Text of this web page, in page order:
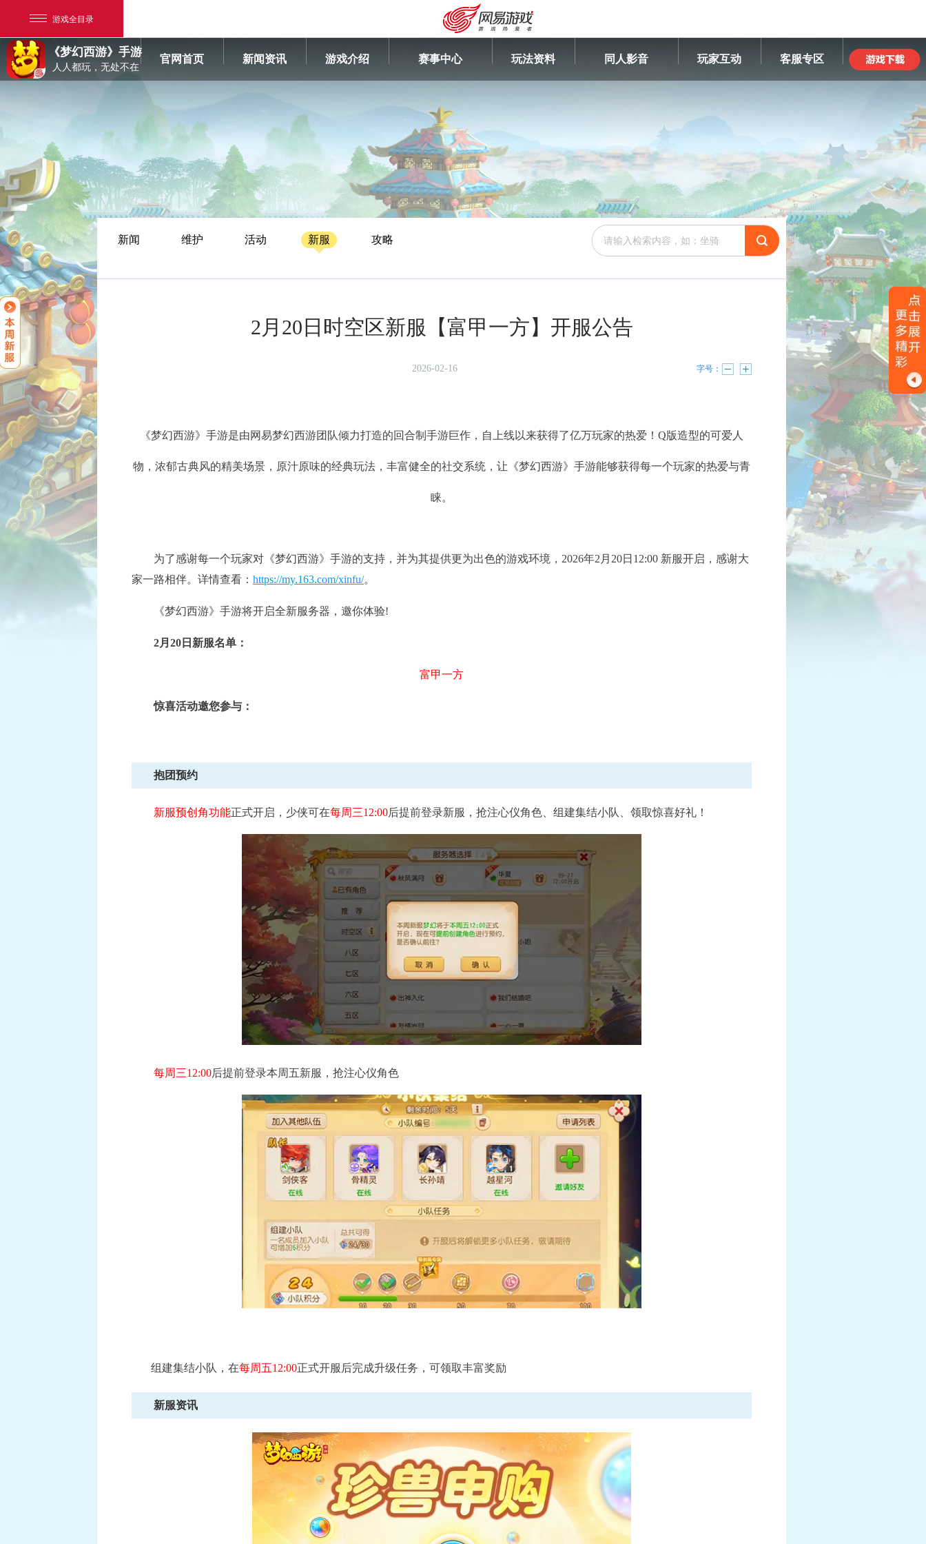
游戏全目录
网易游戏
游戏爱好者
我的足迹： 梦幻西游手游
《梦幻西游》手游
人人都玩，无处不在
官网首页 新闻资讯 游戏介绍 赛事中心 玩法资料 同人影音 玩家互动 客服专区
查看详情
查看详情
《梦幻西游》手游《蔬菜精灵》联动系列活动
《梦幻西游》手游全新月华幻衣“群仙毕至”系
新闻 维护 活动 新服 攻略
2月20日时空区新服【富甲一方】开服公告
2026-02-16 字号：
《梦幻西游》手游是由网易梦幻西游团队倾力打造的回合制手游巨作，自上线以来获得了亿万玩家的热爱！Q版造型的可爱人
物，浓郁古典风的精美场景，原汁原味的经典玩法，丰富健全的社交系统，让《梦幻西游》手游能够获得每一个玩家的热爱与青
睐。
为了感谢每一个玩家对《梦幻西游》手游的支持，并为其提供更为出色的游戏环境，2026年2月20日12:00 新服开启，感谢大
家一路相伴。详情查看： https://my.163.com/xinfu/。
《梦幻西游》手游将开启全新服务器，邀你体验!
2月20日新服名单：
富甲一方
惊喜活动邀您参与：
抱团预约
新服预创角功能正式开启，少侠可在每周三12:00后提前登录新服，抢注心仪角色、组建集结小队、领取惊喜好礼！
每周三12:00后提前登录本周五新服，抢注心仪角色
组建集结小队，在每周五12:00正式开服后完成升级任务，可领取丰富奖励
新服资讯